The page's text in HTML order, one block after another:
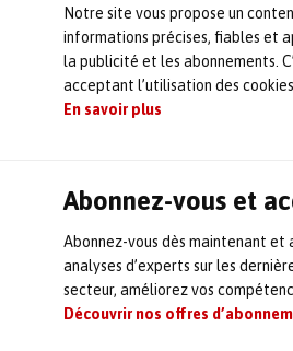
Notre site vous propose un
informations précises, fiables et
la publicité et les abonnements.
acceptant l’utilisation des cookies.
En savoir plus
Abonnez-vous et
Abonnez-vous dès maintenant et
analyses d’experts sur les
secteur, améliorez vos
Découvrir nos offres
son premier
systèmes de
ferroviaire, sur
les